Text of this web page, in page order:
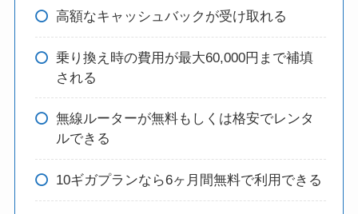
高額なキャッシュバックが受け取れる
乗り換え時の費用が最大60,000円まで補填
される
無線ルーターが無料もしくは格安でレンタ
ルできる
10ギガプランなら6ヶ月間無料で利用できる